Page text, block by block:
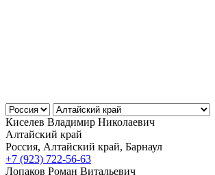
Киселев Владимир Николаевич
Алтайский край
Россия, Алтайский край, Барнаул
+7 (923) 722-56-63
Лопаков Роман Витальевич